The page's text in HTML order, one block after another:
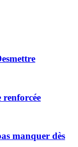
renforcée
manquer dès